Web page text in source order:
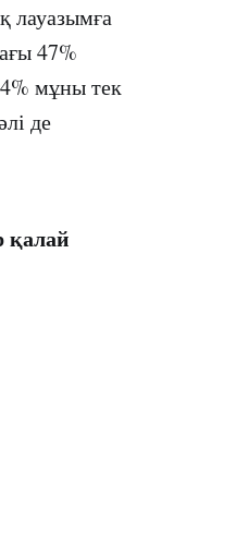
лауазымға
47%
мұны тек
де
қалай